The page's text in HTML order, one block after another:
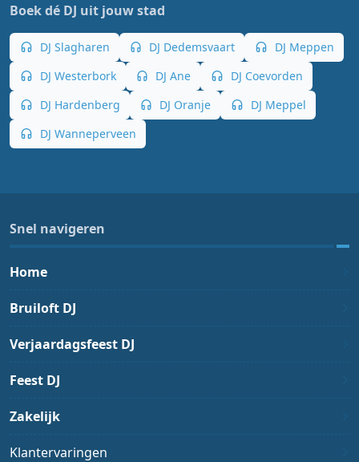
Boek dé DJ uit jouw stad
DJ Slagharen DJ Dedemsvaart
DJ Meppen
DJ Westerbork
DJ Ane
DJ Coevorden
DJ Hardenberg
DJ Oranje
DJ Meppel
DJ Wanneperveen
Snel navigeren
Home
Bruiloft DJ
Verjaardagsfeest DJ
Feest DJ
Zakelijk
Klantervaringen